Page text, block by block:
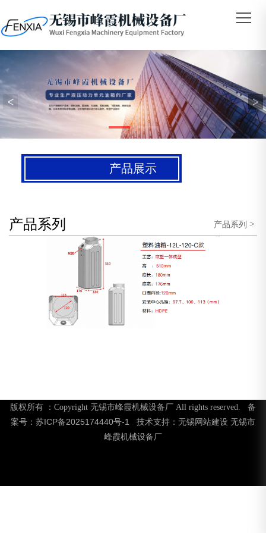
< >
产品展示
产品系列 产品系列 >
版权所有 ：Copyright 无锡市峰霞机械设备厂 All rights reserved. 备
案号： 苏ICP备2025174440号-1 技术支持： 无锡网站建设 无锡市
峰霞机械设备厂